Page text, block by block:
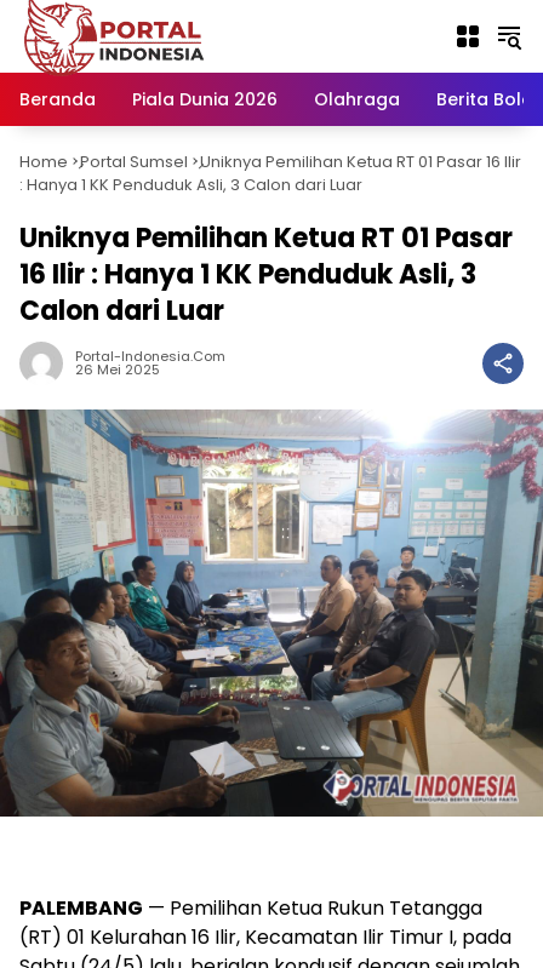
Langsung
konten
Beranda
Piala Dunia 2026 Olahraga Berita Bola
Home -
Portal Sumsel -
Uniknya Pemilihan Ketua RT 01 Pasar 16 Ilir
: Hanya 1 KK Penduduk Asli, 3 Calon dari Luar
Uniknya Pemilihan Ketua RT 01 Pasar
16 Ilir : Hanya 1 KK Penduduk Asli, 3
Calon dari Luar
Portal-Indonesia.com
26 Mei 2025
PALEMBANG — Pemilihan Ketua Rukun Tetangga
(RT) 01 Kelurahan 16 Ilir, Kecamatan Ilir Timur I, pada